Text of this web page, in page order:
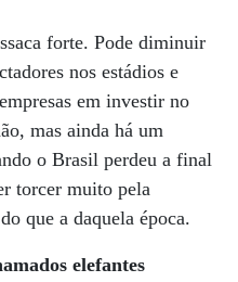
forte. Pode diminuir
nos estádios e
em investir no
mas ainda há um
o Brasil perdeu a final
torcer muito pela
que a daquela época.
elefantes